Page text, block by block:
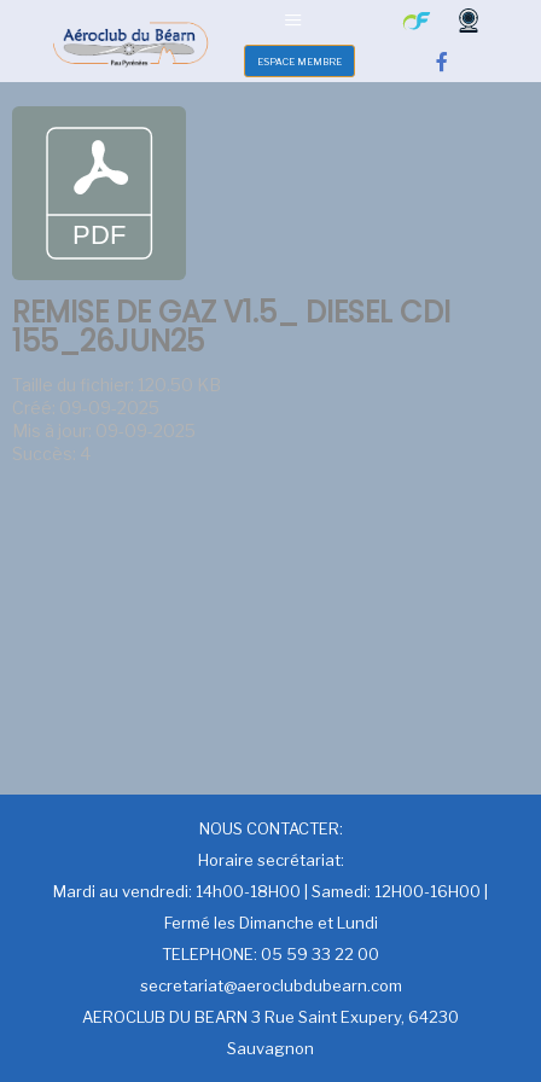
ESPACE MEMBRE
REMISE DE GAZ V1.5_ DIESEL CDI
155_26JUN25
Taille du fichier: 120.50 KB
Créé: 09-09-2025
Mis à jour: 09-09-2025
Succès: 4
NOUS CONTACTER:
Horaire secrétariat:
Mardi au vendredi: 14h00-18H00 | Samedi: 12H00-16H00 |
Fermé les Dimanche et Lundi
TELEPHONE: 05 59 33 22 00
secretariat@aeroclubdubearn.com
AEROCLUB DU BEARN 3 Rue Saint Exupery, 64230
Sauvagnon